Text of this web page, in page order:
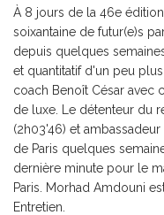
À 8 jours de la 46e
soixantaine de futur(e)s
depuis quelques
et quantitatif d'un peu
coach Benoît César avec
de luxe. Le détenteur du
(2h03'46) et ambassadeur
de Paris quelques
dernière minute pour le
Paris. Morhad Amdouni
Entretien.